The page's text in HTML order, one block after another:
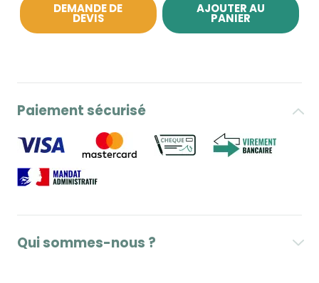
DEMANDE DE
DEVIS
AJOUTER AU
PANIER
Paiement sécurisé
Qui sommes-nous ?